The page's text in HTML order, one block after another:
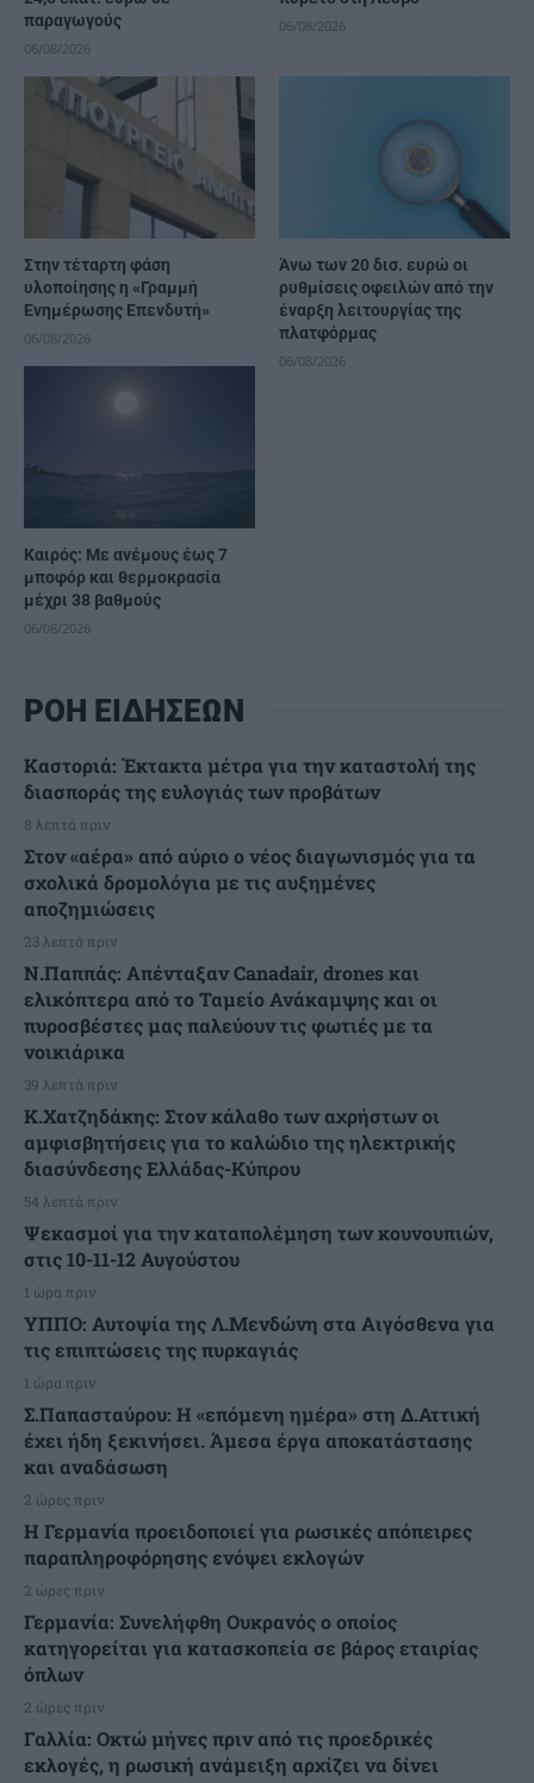
παραγωγούς
06/08/2026
06/08/2026
Στην τέταρτη φάση
υλοποίησης η «Γραμμή
Ενημέρωσης Επενδυτή»
06/08/2026
Άνω των 20 δισ. ευρώ οι
ρυθμίσεις οφειλών από την
έναρξη λειτουργίας της
πλατφόρμας
06/08/2026
Καιρός: Με ανέμους έως 7
μποφόρ και θερμοκρασία
μέχρι 38 βαθμούς
06/08/2026
ΡΟΗ ΕΙΔΗΣΕΩΝ
Καστοριά: Έκτακτα μέτρα για την καταστολή της
διασποράς της ευλογιάς των προβάτων
8 λεπτά πριν
Στον «αέρα» από αύριο ο νέος διαγωνισμός για τα
σχολικά δρομολόγια με τις αυξημένες
αποζημιώσεις
23 λεπτά πριν
Ν.Παππάς: Απένταξαν Canadair, drones και
ελικόπτερα από το Ταμείο Ανάκαμψης και οι
πυροσβέστες μας παλεύουν τις φωτιές με τα
νοικιάρικα
39 λεπτά πριν
Κ.Χατζηδάκης: Στον κάλαθο των αχρήστων οι
αμφισβητήσεις για το καλώδιο της ηλεκτρικής
διασύνδεσης Ελλάδας-Κύπρου
54 λεπτά πριν
Ψεκασμοί για την καταπολέμηση των κουνουπιών,
στις 10-11-12 Αυγούστου
1 ώρα πριν
ΥΠΠΟ: Αυτοψία της Λ.Μενδώνη στα Αιγόσθενα για
τις επιπτώσεις της πυρκαγιάς
1 ώρα πριν
Σ.Παπασταύρου: Η «επόμενη ημέρα» στη Δ.Αττική
έχει ήδη ξεκινήσει. Άμεσα έργα αποκατάστασης
και αναδάσωση
2 ώρες πριν
Η Γερμανία προειδοποιεί για ρωσικές απόπειρες
παραπληροφόρησης ενόψει εκλογών
2 ώρες πριν
Γερμανία: Συνελήφθη Ουκρανός ο οποίος
κατηγορείται για κατασκοπεία σε βάρος εταιρίας
όπλων
2 ώρες πριν
Γαλλία: Οκτώ μήνες πριν από τις προεδρικές
εκλογές, η ρωσική ανάμειξη αρχίζει να δίνει